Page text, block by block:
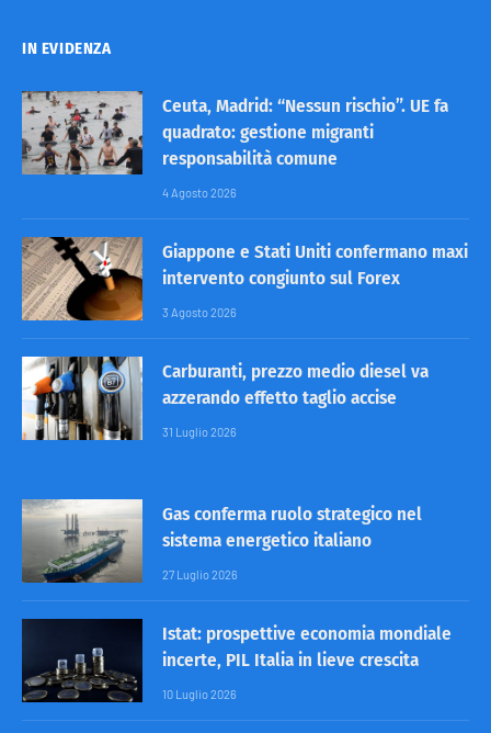
IN EVIDENZA
Ceuta, Madrid: “Nessun rischio”. UE fa
quadrato: gestione migranti
responsabilità comune
4 Agosto 2026
Giappone e Stati Uniti confermano maxi
intervento congiunto sul Forex
3 Agosto 2026
Carburanti, prezzo medio diesel va
azzerando effetto taglio accise
31 Luglio 2026
Gas conferma ruolo strategico nel
sistema energetico italiano
27 Luglio 2026
Istat: prospettive economia mondiale
incerte, PIL Italia in lieve crescita
10 Luglio 2026